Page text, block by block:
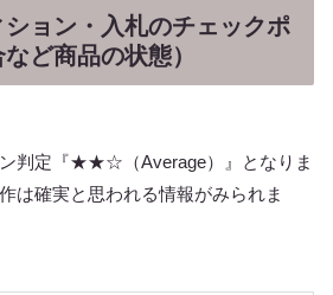
ョン・入札のチェックポ
ど商品の状態）
ン判定『★★☆（Average）』となりま
は確実と思われる情報がみられま